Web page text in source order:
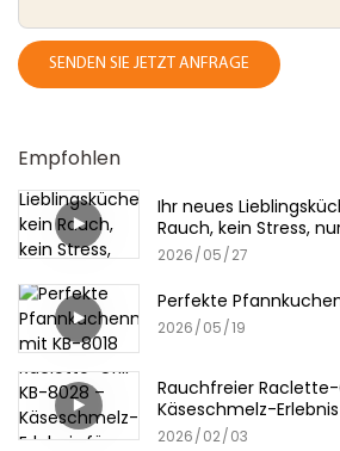
SENDEN SIE JETZT ANFRAGE
Empfohlen
Ihr neues
Rauch, kein Stress,
2026 05 27
Perfekte
2026 05 19
Rauchfreier Raclette-
Käseschmelz-
2026 02 03